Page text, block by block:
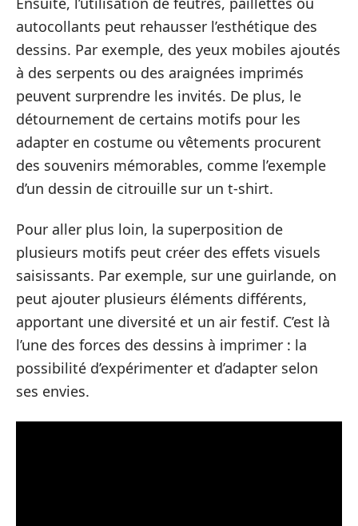
autocollants peut rehausser l’esthétique des
dessins. Par exemple, des yeux mobiles ajoutés
à des serpents ou des araignées imprimés
peuvent surprendre les invités. De plus, le
détournement de certains motifs pour les
adapter en costume ou vêtements procurent
des souvenirs mémorables, comme l’exemple
d’un dessin de citrouille sur un t-shirt.
Pour aller plus loin, la superposition de
plusieurs motifs peut créer des effets visuels
saisissants. Par exemple, sur une guirlande, on
peut ajouter plusieurs éléments différents,
apportant une diversité et un air festif. C’est là
l’une des forces des dessins à imprimer : la
possibilité d’expérimenter et d’adapter selon
ses envies.